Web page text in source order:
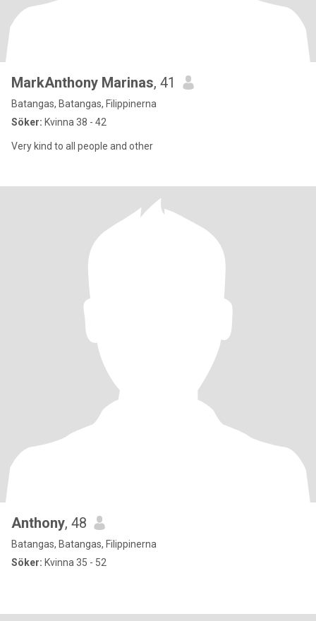
MarkAnthony Marinas, 41
Batangas, Batangas, Filippinerna
Söker: Kvinna 38 - 42
Very kind to all people and other
Anthony, 48
Batangas, Batangas, Filippinerna
Söker: Kvinna 35 - 52